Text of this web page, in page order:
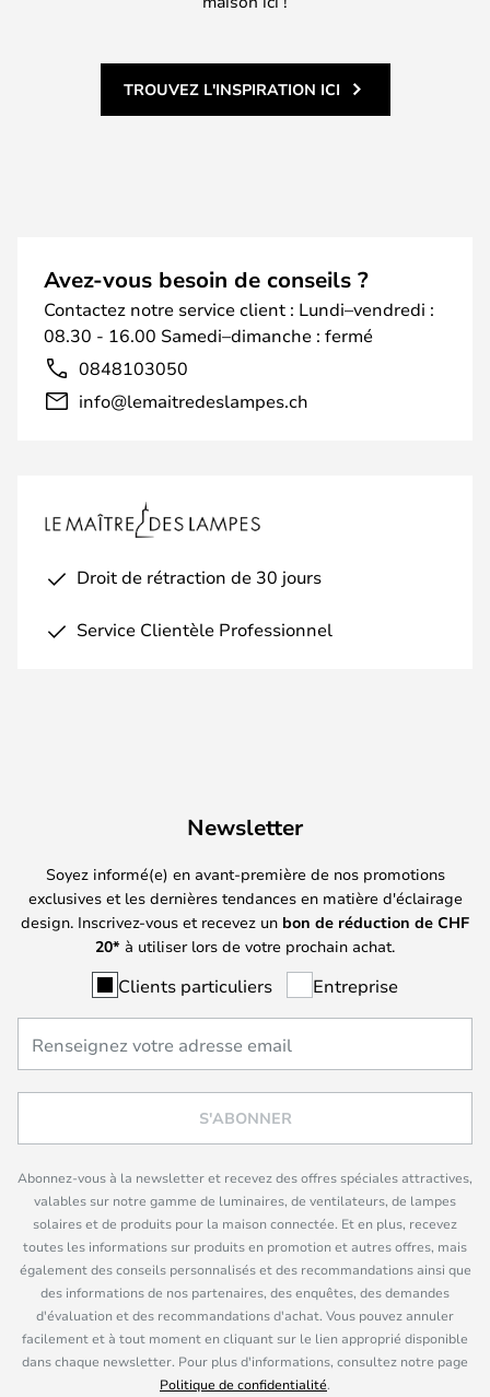
TROUVEZ L'INSPIRATION ICI
Avez-vous besoin de conseils ?
Contactez notre service client : Lundi–vendredi :
08.30 - 16.00 Samedi–dimanche : fermé
0848103050
info@lemaitredeslampes.ch
Droit de rétraction de 30 jours
Service Clientèle Professionnel
Newsletter
Soyez informé(e) en avant-première de nos promotions
exclusives et les dernières tendances en matière d'éclairage
design. Inscrivez-vous et recevez un bon de réduction de CHF
20* à utiliser lors de votre prochain achat.
Clients particuliers Entreprise
S'ABONNER
Abonnez-vous à la newsletter et recevez des offres spéciales attractives,
valables sur notre gamme de luminaires, de ventilateurs, de lampes
solaires et de produits pour la maison connectée. Et en plus, recevez
toutes les informations sur produits en promotion et autres offres, mais
également des conseils personnalisés et des recommandations ainsi que
des informations de nos partenaires, des enquêtes, des demandes
d'évaluation et des recommandations d'achat. Vous pouvez annuler
facilement et à tout moment en cliquant sur le lien approprié disponible
dans chaque newsletter. Pour plus d'informations, consultez notre page
Politique de confidentialité.